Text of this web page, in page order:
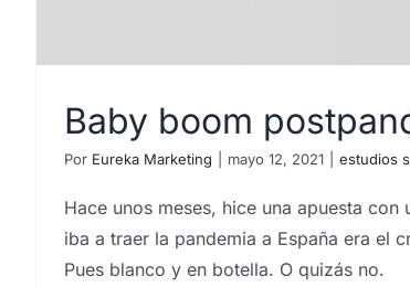
Baby boom
Por Eureka Marketing mayo 12, 2021 estudios
Hace unos meses, hice una apuesta
iba a traer la pandemia a España era el
Pues blanco y en botella. O quizás no.